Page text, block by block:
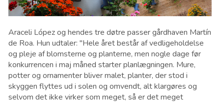
Araceli López og hendes tre døtre passer gårdhaven Martín
de Roa. Hun udtaler: "Hele året består af vedligeholdelse
og pleje af blomsterne og planterne, men nogle dage før
konkurrencen i maj måned starter planlægningen. Mure,
potter og ornamenter bliver malet, planter, der stod i
skyggen flyttes ud i solen og omvendt, alt klargøres og
selvom det ikke virker som meget, så er det meget